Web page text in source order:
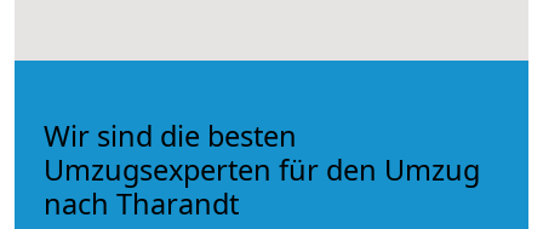
Wir sind die besten
Umzugsexperten für den Umzug
nach Tharandt